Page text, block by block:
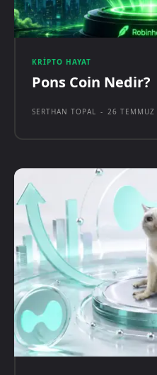
KRIPTO HAYAT
Pons Coin Nedir?
SERTHAN TOPAL - 26